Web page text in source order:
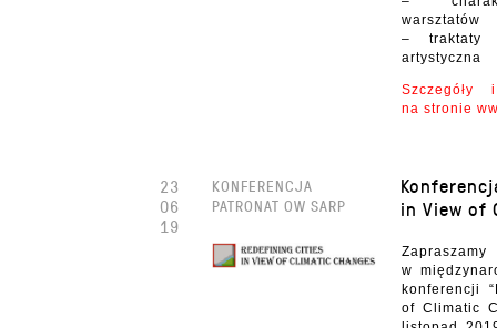
warsztatów
– traktaty
artystyczna
Szczegóły
na stronie
in View of
KONFERENCJA
PATRONAT OW SARP
w
konferencji
of Climatic
23
06
19